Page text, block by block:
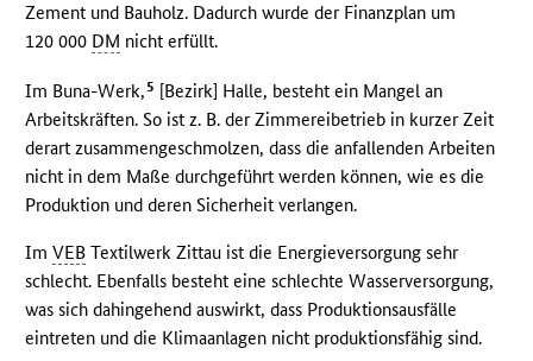
Zement und Bauholz. Dadurch wurde der Finanzplan um
120 000 DM nicht erfüllt.
Im Buna-Werk, 5 [Bezirk] Halle, besteht ein Mangel an
Arbeitskräften. So ist z. B. der Zimmereibetrieb in kurzer Zeit
derart zusammengeschmolzen, dass die anfallenden Arbeiten
nicht in dem Maße durchgeführt werden können, wie es die
Produktion und deren Sicherheit verlangen.
ImVEB Textilwerk Zittau ist die Energieversorgung sehr
schlecht. Ebenfalls besteht eine schlechte Wasserversorgung,
was sich dahingehend auswirkt, dass Produktionsausfälle
eintreten und die Klimaanlagen nicht produktionsfähig sind.